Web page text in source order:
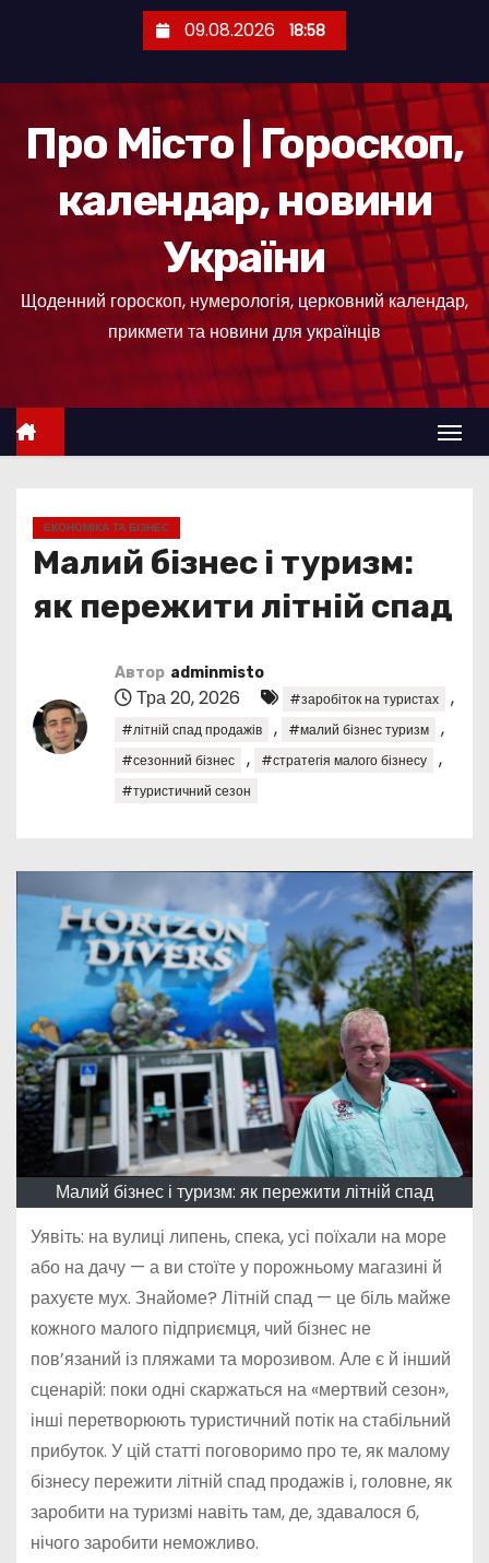
е
09.08.2026 18:58
Про Місто | Гороскоп,
календар, новини
України
Щоденний гороскоп, нумерологія, церковний календар,
прикмети та новини для українців
ЕКОНОМІКА ТА БІЗНЕС
Малий бізнес і туризм:
як пережити літній спад
Автор adminmisto
Тра 20, 2026 #заробіток на туристах ,
#літній спад продажів , #малий бізнес туризм ,
#сезонний бізнес , #стратегія малого бізнесу ,
#туристичний сезон
Малий бізнес і туризм: як пережити літній спад
Уявіть: на вулиці липень, спека, усі поїхали на море
або на дачу — а ви стоїте у порожньому магазині й
рахуєте мух. Знайоме? Літній спад — це біль майже
кожного малого підприємця, чий бізнес не
пов’язаний із пляжами та морозивом. Але є й інший
сценарій: поки одні скаржаться на «мертвий сезон»,
інші перетворюють туристичний потік на стабільний
прибуток. У цій статті поговоримо про те, як малому
бізнесу пережити літній спад продажів і, головне, як
заробити на туризмі навіть там, де, здавалося б,
нічого заробити неможливо.